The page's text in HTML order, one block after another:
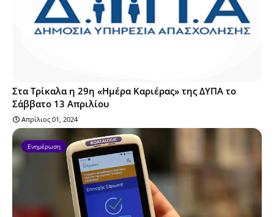
Στα Τρίκαλα η 29η «Ημέρα Καριέρας» της ΔΥΠΑ το
Σάββατο 13 Απριλίου
Απρίλιος 01, 2024
Ενημέρωση